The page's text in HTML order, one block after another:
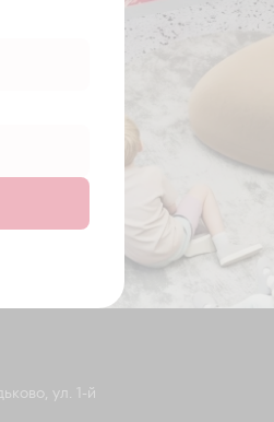
ул. 1-й